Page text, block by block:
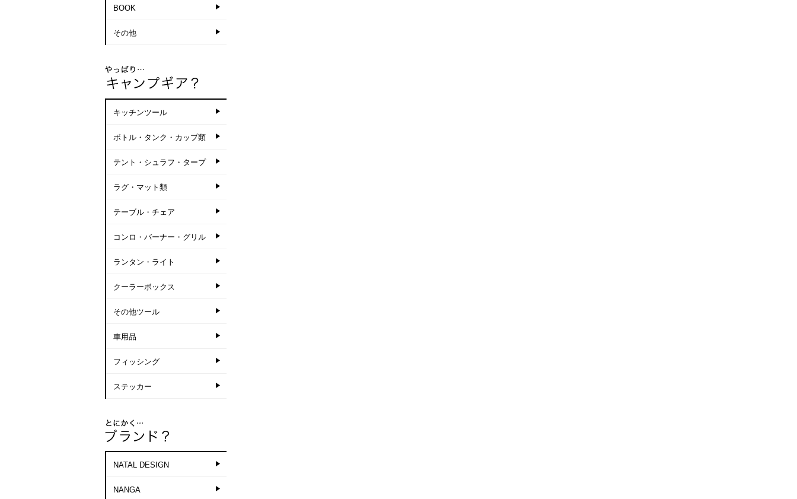
BOOK
その他
キッチンツール
ボトル・タンク・カップ類
テント・シュラフ・タープ
ラグ・マット類
テーブル・チェア
コンロ・バーナー・グリル
ランタン・ライト
クーラーボックス
その他ツール
車用品
フィッシング
ステッカー
NATAL DESIGN
NANGA